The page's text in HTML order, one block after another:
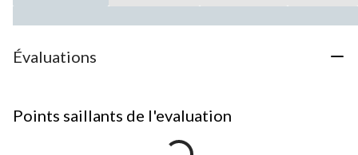
Évaluations
Points saillants de l'evaluation